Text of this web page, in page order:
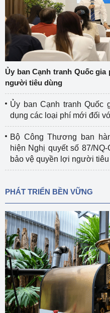
Ủy ban Cạnh tranh Quốc
người tiêu dùng
Ủy ban Cạnh tranh Quốc
dụng các loại phí mới đối
Bộ Công Thương ban
hiện Nghị quyết số 87/
bảo vệ quyền lợi người tiêu
PHÁT TRIỂN BỀN VỮNG